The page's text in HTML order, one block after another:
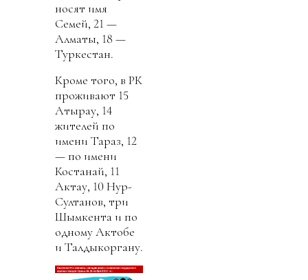
носят имя
Семей, 21 —
Алматы, 18 —
Туркестан.
Кроме того, в РК
проживают 15
Атырау, 14
жителей по
имени Тараз, 12
— по имени
Костанай, 11
Актау, 10 Нур-
Султанов, три
Шымкента и по
одному Актобе
и Талдыкоргану.